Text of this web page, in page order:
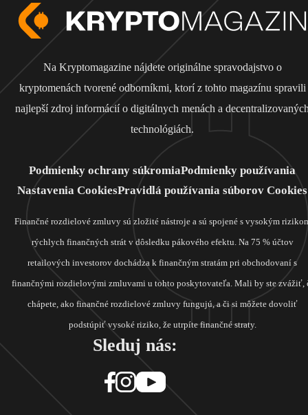
Na Kryptomagazine nájdete originálne spravodajstvo o
kryptomenách tvorené odborníkmi, ktorí z tohto magazínu spravili
najlepší zdroj informácií o digitálnych menách a
technológiách.
Podmienky ochrany súkromiaPodmienky používania
Nastavenia CookiesPravidlá používania súborov Cookies
Finančné rozdielové zmluvy sú zložité nástroje a sú spojené s vysokým
rýchlych finančných strát v dôsledku pákového efektu. Na 75 % účtov
retailových investorov dochádza k finančným stratám pri obchodovaní s
finančnými rozdielovými zmluvami u tohto poskytovateľa. Mali by ste zvážiť,
chápete, ako finančné rozdielové zmluvy fungujú, a či si môžete dovoliť
podstúpiť vysoké riziko, že utrpíte finančné straty.
Sleduj nás: